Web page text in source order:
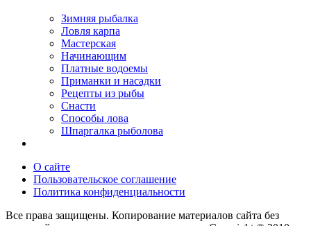
Зимняя рыбалка
Ловля карпа
Мастерская
Начинающим
Платные водоемы
Приманки и насадки
Рецепты из рыбы
Снасти
Способы лова
Шпаргалка рыболова
О сайте
Пользовательское соглашение
Политика конфиденциальности
Все права защищены. Копирование материалов сайта без